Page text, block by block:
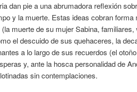
dan pie a una abrumadora reflexión
y la muerte. Estas ideas cobran forma
muerte de su mujer Sabina,
el descuido de sus quehaceres, la
a lo largo de sus recuerdos (el
y, ante la hosca personalidad de
sin contemplaciones.